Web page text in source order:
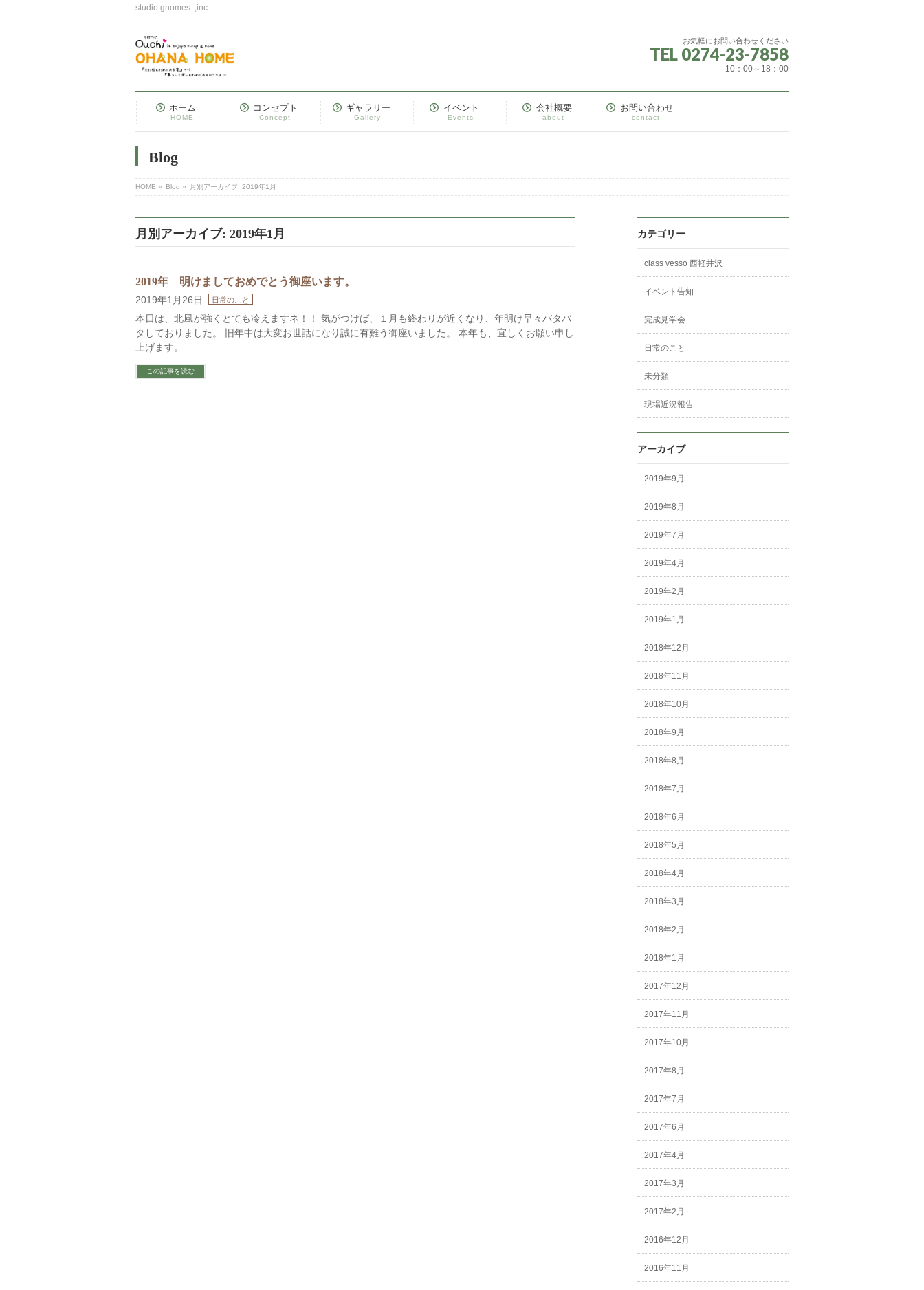
studio gnomes .,inc
お気軽にお問い合わせください
TEL 0274-23-7858
10：00～18：00
ホーム
HOME
コンセプト
Concept
ギャラリー
Gallery
イベント
Events
会社概要
about
お問い合わせ
contact
Blog
HOME » Blog » 月別アーカイブ: 2019年1月
月別アーカイブ: 2019年1月
2019年 明けましておめでとう御座います。
2019年1月26日 日常のこと
本日は、北風が強くとても冷えますネ！！ 気がつけば、１月も終わりが近くなり、年明け早々バタバ
タしておりました。 旧年中は大変お世話になり誠に有難う御座いました。 本年も、宜しくお願い申し
上げます。
この記事を読む
カテゴリー
class vesso 西軽井沢
イベント告知
完成見学会
日常のこと
未分類
現場近況報告
アーカイブ
2019年9月
2019年8月
2019年7月
2019年4月
2019年2月
2019年1月
2018年12月
2018年11月
2018年10月
2018年9月
2018年8月
2018年7月
2018年6月
2018年5月
2018年4月
2018年3月
2018年2月
2018年1月
2017年12月
2017年11月
2017年10月
2017年8月
2017年7月
2017年6月
2017年4月
2017年3月
2017年2月
2016年12月
2016年11月